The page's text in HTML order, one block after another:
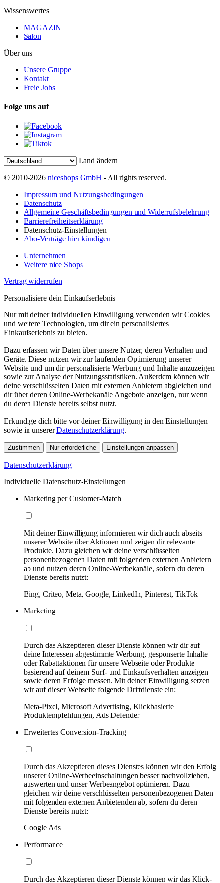
Wissenswertes
MAGAZIN
Salon
Über uns
Unsere Gruppe
Kontakt
Freie Jobs
Folge uns auf
Land ändern
© 2010-2026 niceshops GmbH - All rights reserved.
Impressum und Nutzungsbedingungen
Datenschutz
Allgemeine Geschäftsbedingungen und Widerrufsbelehrung
Barrierefreiheitserklärung
Datenschutz-Einstellungen
Abo-Verträge hier kündigen
Unternehmen
Weitere nice Shops
Vertrag widerrufen
Personalisiere dein Einkaufserlebnis
Nur mit deiner individuellen Einwilligung verwenden wir Cookies
und weitere Technologien, um dir ein personalisiertes
Einkaufserlebnis zu bieten.
Dazu erfassen wir Daten über unsere Nutzer, deren Verhalten und
Geräte. Diese nutzen wir zur laufenden Optimierung unserer
Website und um dir personalisierte Werbung und Inhalte anzuzeigen
sowie zur Analyse der Nutzungsstatistiken. Außerdem können wir
deine verschlüsselten Daten mit externen Anbietern abgleichen und
dir über deren Online-Werbekanäle Angebote anzeigen, nur wenn
du deren Dienste bereits selbst nutzt.
Erkundige dich bitte vor deiner Einwilligung in den Einstellungen
sowie in unsererDatenschutzerklärung.
Zustimmen Nur erforderliche Einstellungen anpassen
Datenschutzerklärung
Individuelle Datenschutz-Einstellungen
Marketing per Customer-Match
Mit deiner Einwilligung informieren wir dich auch abseits
unserer Website über Aktionen und zeigen dir relevante
Produkte. Dazu gleichen wir deine verschlüsselten
personenbezogenen Daten mit folgenden externen Anbietern
ab und nutzen deren Online-Werbekanäle, sofern du deren
Dienste bereits nutzt:
Bing, Criteo, Meta, Google, LinkedIn, Pinterest, TikTok
Marketing
Durch das Akzeptieren dieser Dienste können wir dir auf
deine Interessen abgestimmte Werbung, gesponserte Inhalte
oder Rabattaktionen für unsere Webseite oder Produkte
basierend auf deinem Surf- und Einkaufsverhalten anzeigen
sowie deren Erfolge messen. Mit deiner Einwilligung setzen
wir auf dieser Webseite folgende Drittdienste ein:
Meta-Pixel, Microsoft Advertising, Klickbasierte
Produktempfehlungen, Ads Defender
Erweitertes Conversion-Tracking
Durch das Akzeptieren dieses Dienstes können wir den Erfolg
unserer Online-Werbeeinschaltungen besser nachvollziehen,
auswerten und unser Werbeangebot optimieren. Dazu
gleichen wir deine verschlüsselten personenbezogenen Daten
mit folgenden externen Anbietenden ab, sofern du deren
Dienste bereits nutzt:
Google Ads
Performance
Durch das Akzeptieren dieser Dienste können wir das Klick-